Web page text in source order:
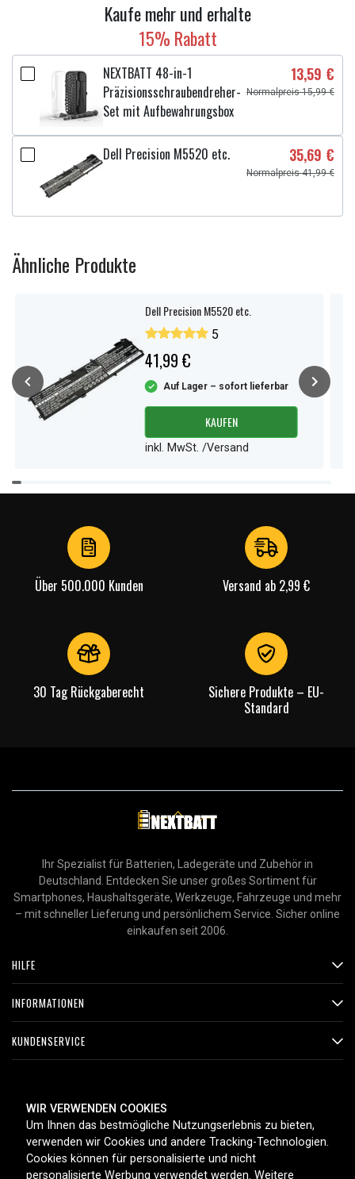
Kaufe mehr und erhalte
15% Rabatt
NEXTBATT 48-in-1
Präzisionsschraubendreher-
Set mit Aufbewahrungsbox
13,59 €
Normalpreis 15,99 €
Dell Precision M5520 etc. 35,69 €
Normalpreis 41,99 €
Ähnliche Produkte
Dell Precision M5520 etc.
5
41,99 €
Auf Lager – sofort lieferbar
KAUFEN
inkl. MwSt. /Versand
Item
1
Über 500.000 Kunden Versand ab 2,99 €
30 Tag Rückgaberecht
Sichere Produkte – EU-
Standard
Ihr Spezialist für Batterien, Ladegeräte und Zubehör in
Deutschland. Entdecken Sie unser großes Sortiment für
Smartphones, Haushaltsgeräte, Werkzeuge, Fahrzeuge und mehr
– mit schneller Lieferung und persönlichem Service. Sicher online
einkaufen seit 2006.
HILFE
INFORMATIONEN
KUNDENSERVICE
ZAHLUNGSMETHODEN
WIR VERWENDEN COOKIES
Um Ihnen das bestmögliche Nutzungserlebnis zu bieten,
verwenden wir Cookies und andere Tracking-Technologien.
Cookies können für personalisierte und nicht
personalisierte Werbung verwendet werden. Weitere